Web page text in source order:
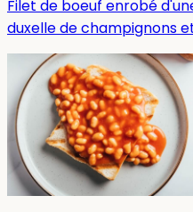
Filet de boeuf enrobé
duxelle de champignons
pâte feuilletée, un
raffiné de la cuisine
britannique.